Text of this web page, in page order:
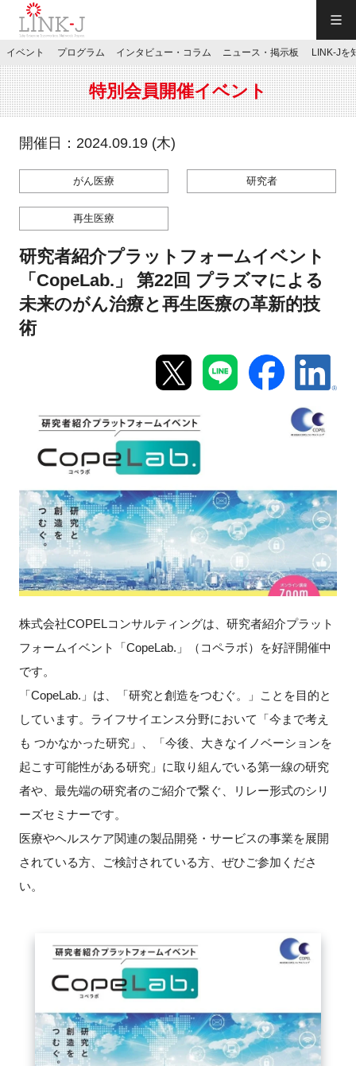
JP／EN
特別会員専用メニュー
お問い合わせ
マイページ
イベント
プログラム
インタビュー・コラム
ニュース・掲示板
LINK-Jを知る
施設・アクセス
FAQ
イベントお知らせメール登録
イベント プログラム インタビュー・コラム ニュース・掲示板 LINK-Jを
特別会員開催イベント
開催日：2024.09.19 (木)
がん医療 研究者
再生医療
研究者紹介プラットフォームイベント
「CopeLab.」 第22回 プラズマによる
未来のがん治療と再生医療の革新的技
術
株式会社COPELコンサルティングは、研究者紹介プラット
フォームイベント「 CopeLab. 」（コペラボ）を好評開催中
です。
「 CopeLab. 」は、「研究と創造をつむぐ。」ことを目的と
しています。ライフサイエンス分野において「今まで考え
も つかなかった研究」、「今後、大きなイノベーションを
起こす可能性がある研究」に取り組んでいる第一線の研究
者や、最先端の研究者のご紹介で繋ぐ、リレー形式のシリ
ーズセミナーです。
医療やヘルスケア関連の製品開発・サービスの事業を展開
されている方、ご検討されている方、ぜひご参加くださ
い。